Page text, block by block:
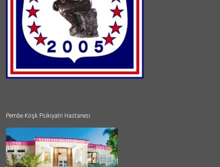
Pembe Köşk Psikiyatri Hastanesi